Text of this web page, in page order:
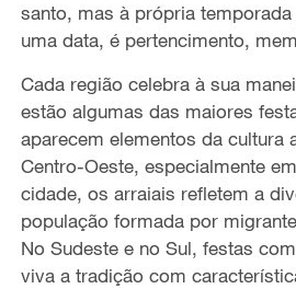
santo, mas à própria
uma data, é pertencimento,
Cada região celebra à sua
estão algumas das maiores
aparecem elementos da cultura
Centro-Oeste, especialmente
cidade, os arraiais refletem a
população formada por
No Sudeste e no Sul, festas
viva a tradição com